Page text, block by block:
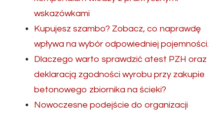
wskazówkami
Kupujesz szambo? Zobacz, co naprawdę
wpływa na wybór odpowiedniej pojemności.
Dlaczego warto sprawdzić atest PZH oraz
deklaracją zgodności wyrobu przy zakupie
betonowego zbiornika na ścieki?
Nowoczesne podejście do organizacji